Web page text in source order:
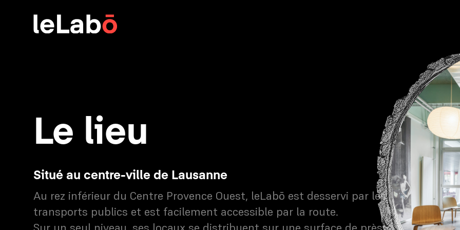
Le lieu
Situé au centre-ville de Lausanne
Au rez inférieur du Centre Provence Ouest, leLabō est desservi par les
transports publics et est facilement accessible par la route.